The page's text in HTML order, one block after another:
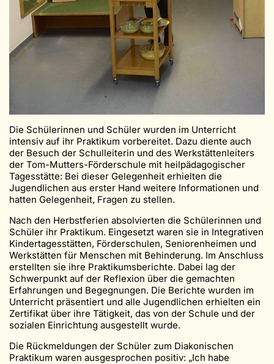
Die Schülerinnen und Schüler wurden im Unterricht
intensiv auf ihr Praktikum vorbereitet. Dazu diente auch
der Besuch der Schulleiterin und des Werkstättenleiters
der Tom-Mutters-Förderschule mit heilpädagogischer
Tagesstätte: Bei dieser Gelegenheit erhielten die
Jugendlichen aus erster Hand weitere Informationen und
hatten Gelegenheit, Fragen zu stellen.
Nach den Herbstferien absolvierten die Schülerinnen und
Schüler ihr Praktikum. Eingesetzt waren sie in Integrativen
Kindertagesstätten, Förderschulen, Seniorenheimen und
Werkstätten für Menschen mit Behinderung. Im Anschluss
erstellten sie ihre Praktikumsberichte. Dabei lag der
Schwerpunkt auf der Reflexion über die gemachten
Erfahrungen und Begegnungen. Die Berichte wurden im
Unterricht präsentiert und alle Jugendlichen erhielten ein
Zertifikat über ihre Tätigkeit, das von der Schule und der
sozialen Einrichtung ausgestellt wurde.
Die Rückmeldungen der Schüler zum Diakonischen
Praktikum waren ausgesprochen positiv: „Ich habe